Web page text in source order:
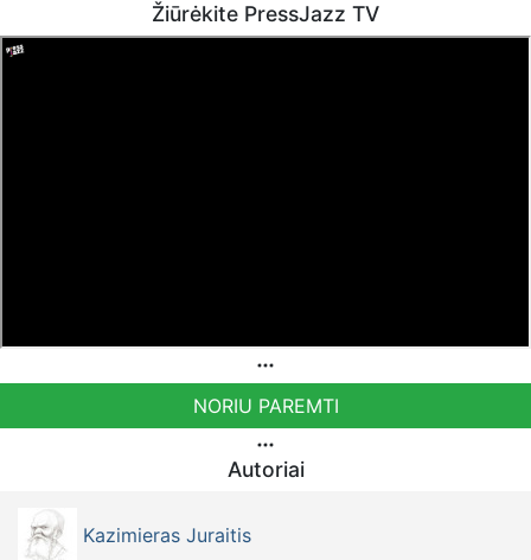
Žiūrėkite PressJazz TV
NORIU PAREMTI
Autoriai
Kazimieras Juraitis